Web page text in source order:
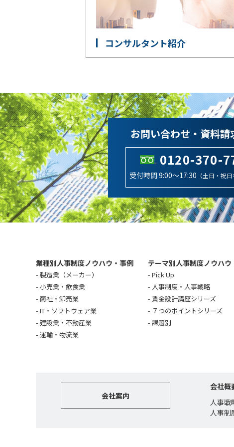
コンサルタント紹介
お問い合わせ・資料請
0120-370-
受付時間 9:00～17:30 （土日・祝日
業種別人事制度ノウハウ・事例
製造業（メーカー）
小売業・飲食業
商社・卸売業
IT・ソフトウェア業
建設業・不動産業
運輸・物流業
テーマ別人事制度ノウハウ
Pick Up
人事制度・人事戦略
賃金設計講座シリーズ
７つのポイントシリーズ
課題別
会社案内
会社概
人事戦
人事制